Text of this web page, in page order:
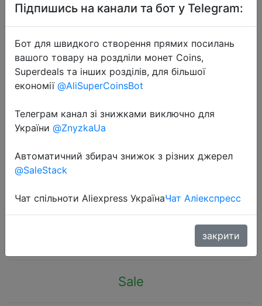
2023-06-24
Propane Refill Adapter Gas Flat
Cylinder Tank Coupler Adaptor Gas
Charging With Pressure Relief Valve
Sale
Підпишись на канали та бот у Telegram:
Бот для швидкого створення прямих посилань
вашого товару на роздліли монет Coins,
Superdeals та інших розділів, для більшої
економії @AliSuperCoinsBot
Телеграм канал зі знижками виключно для
України @ZnyzkaUa
Автоматичний збирач знижок з різних джерел
@SaleStack
Чат спільноти Aliexpress УкраїнаЧат Аліекспресс
закрити